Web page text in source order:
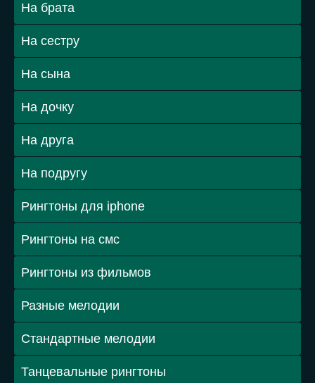
На брата
На сестру
На сына
На дочку
На друга
На подругу
Рингтоны для iphone
Рингтоны на смс
Рингтоны из фильмов
Разные мелодии
Стандартные мелодии
Танцевальные рингтоны